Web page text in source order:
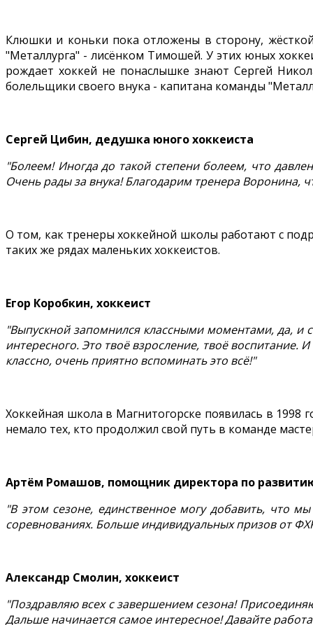
Клюшки и коньки пока отложены в сторону,
"Металлурга" - лисёнком Тимошей. У этих юных
рождает хоккей не понаслышке знают Сергей
болельщики своего внука - капитана команды
Сергей Цибин, дедушка юного хоккеиста
"Болеем! Иногда до такой степени болеем, что
Очень рады за внука! Благодарим тренера Воронина,
О том, как тренеры хоккейной школы работают с
таких же рядах маленьких хоккеистов.
Егор Коробкин, хоккеист
"Выпускной запомнился классными моментами, да, и
интересного. Это твоё взросление, твоё воспитание.
классно, очень приятно вспоминать это всё!"
Хоккейная школа в Магнитогорске появилась в
немало тех, кто продолжил свой путь в команде
Артём Ромашов, помощник директора по
"В этом сезоне, единственное могу добавить, что
соревнованиях. Больше индивидуальных призов от
Александр Смолин, хоккеист
"Поздравляю всех с завершением сезона!
Дальше начинается самое интересное! Давайте